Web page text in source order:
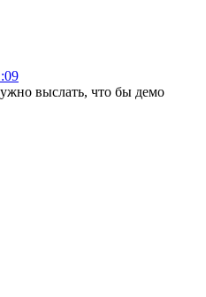
выслать, что бы демо